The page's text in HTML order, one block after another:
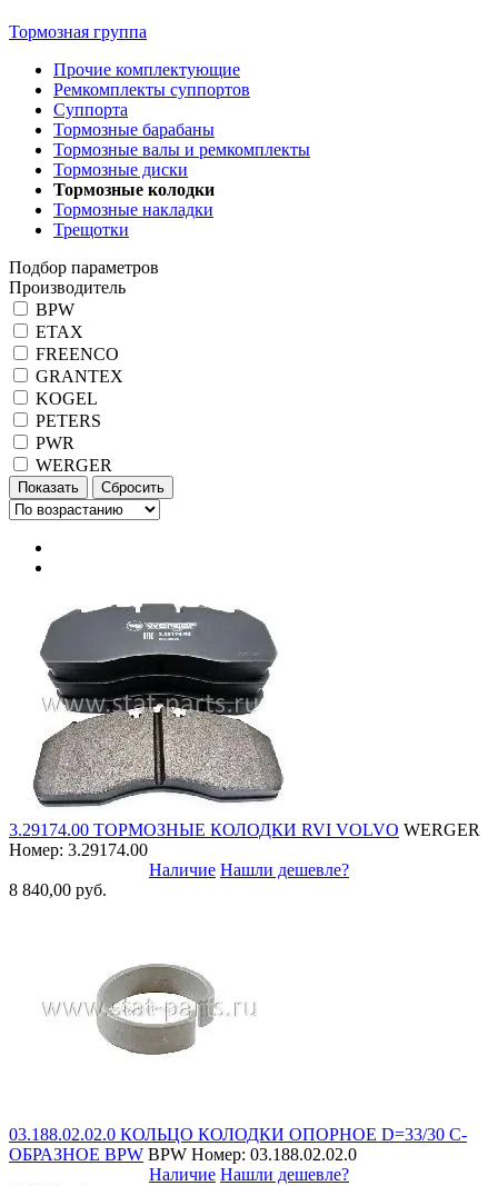
Тормозная группа
Прочие комплектующие
Ремкомплекты суппортов
Суппорта
Тормозные барабаны
Тормозные валы и ремкомплекты
Тормозные диски
Тормозные колодки
Тормозные накладки
Трещотки
Подбор параметров
Производитель
BPW
ETAX
FREENCO
GRANTEX
KOGEL
PETERS
PWR
WERGER
3.29174.00 ТОРМОЗНЫЕ КОЛОДКИ RVI VOLVO WERGER
Номер: 3.29174.00
Наличие Нашли дешевле?
8 840,00 руб.
03.188.02.02.0 КОЛЬЦО КОЛОДКИ ОПОРНОЕ D=33/30 C-
ОБРАЗНОЕ BPW BPW Номер: 03.188.02.02.0
Наличие Нашли дешевле?